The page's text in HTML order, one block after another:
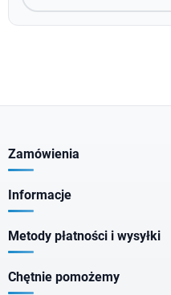
Zamówienia
Informacje
Metody płatności i wysyłki
Chętnie pomożemy